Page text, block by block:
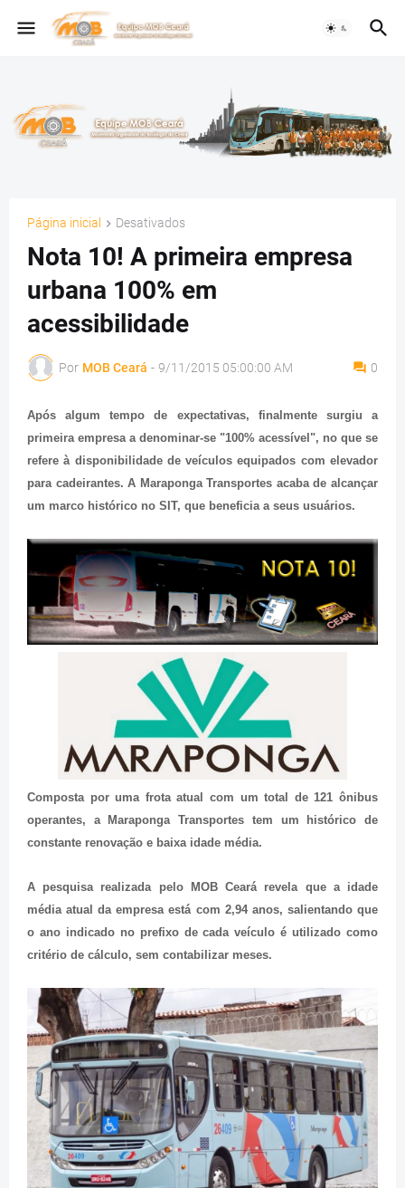
Página inicial Desativados
Nota 10! A primeira empresa
urbana 100% em
acessibilidade
Por MOB Ceará - 9/11/2015 05:00:00 AM 0
Após algum tempo de expectativas, finalmente surgiu a
primeira empresa a denominar-se "100% acessível", no que se
refere à disponibilidade de veículos equipados com elevador
para cadeirantes. A Maraponga Transportes acaba de alcançar
um marco histórico no SIT, que beneficia a seus usuários.
Composta por uma frota atual com um total de 121 ônibus
operantes, a Maraponga Transportes tem um histórico de
constante renovação e baixa idade média.
A pesquisa realizada pelo MOB Ceará revela que a idade
média atual da empresa está com 2,94 anos, salientando que
o ano indicado no prefixo de cada veículo é utilizado como
critério de cálculo, sem contabilizar meses.